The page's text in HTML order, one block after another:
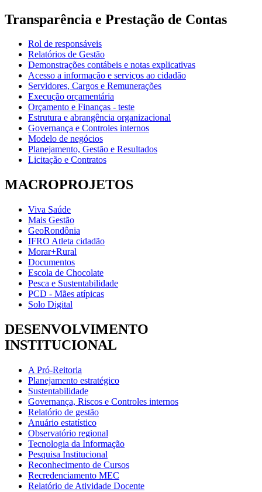
Transparência e Prestação de Contas
Rol de responsáveis
Relatórios de Gestão
Demonstrações contábeis e notas explicativas
Acesso a informação e serviços ao cidadão
Servidores, Cargos e Remunerações
Execução orçamentária
Orçamento e Finanças - teste
Estrutura e abrangência organizacional
Governança e Controles internos
Modelo de negócios
Planejamento, Gestão e Resultados
Licitação e Contratos
MACROPROJETOS
Viva Saúde
Mais Gestão
GeoRondônia
IFRO Atleta cidadão
Morar+Rural
Documentos
Escola de Chocolate
Pesca e Sustentabilidade
PCD - Mães atípicas
Solo Digital
DESENVOLVIMENTO
INSTITUCIONAL
A Pró-Reitoria
Planejamento estratégico
Sustentabilidade
Governança, Riscos e Controles internos
Relatório de gestão
Anuário estatístico
Observatório regional
Tecnologia da Informação
Pesquisa Institucional
Reconhecimento de Cursos
Recredenciamento MEC
Relatório de Atividade Docente